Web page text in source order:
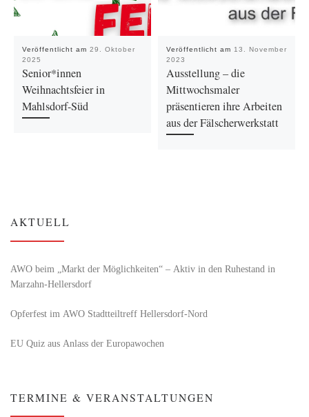
Veröffentlicht am 29. Oktober
2025
Senior*innen
Weihnachtsfeier in
Mahlsdorf-Süd
Veröffentlicht am 13. November
2023
Ausstellung – die
Mittwochsmaler
präsentieren ihre Arbeiten
aus der Fälscherwerkstatt
AKTUELL
AWO beim „Markt der Möglichkeiten“ – Aktiv in den Ruhestand in
Marzahn-Hellersdorf
Opferfest im AWO Stadtteiltreff Hellersdorf-Nord
EU Quiz aus Anlass der Europawochen
TERMINE & VERANSTALTUNGEN